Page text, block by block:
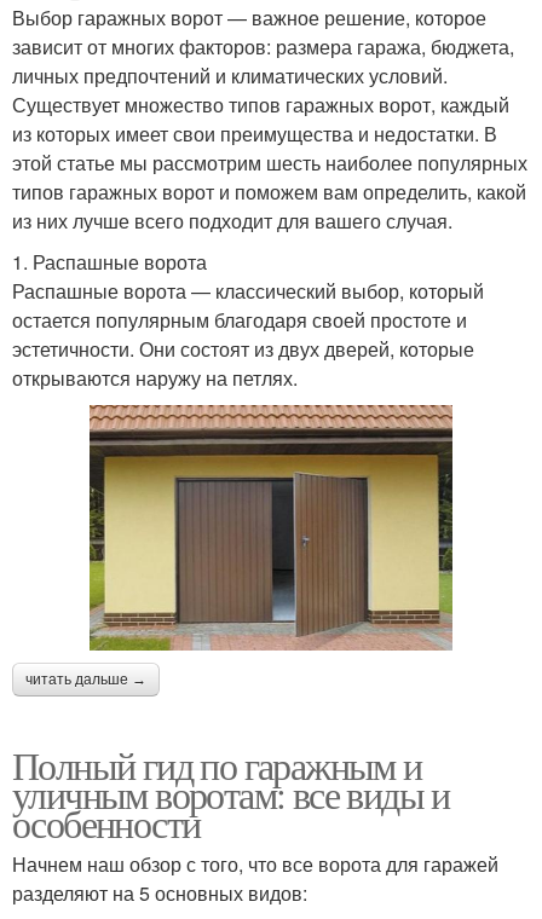
Выбор гаражных ворот — важное решение, которое
зависит от многих факторов: размера гаража, бюджета,
личных предпочтений и климатических условий.
Существует множество типов гаражных ворот, каждый
из которых имеет свои преимущества и недостатки. В
этой статье мы рассмотрим шесть наиболее популярных
типов гаражных ворот и поможем вам определить, какой
из них лучше всего подходит для вашего случая.
1. Распашные ворота
Распашные ворота — классический выбор, который
остается популярным благодаря своей простоте и
эстетичности. Они состоят из двух дверей, которые
открываются наружу на петлях.
читать дальше →
Полный гид по гаражным и
уличным воротам: все виды и
особенности
Начнем наш обзор с того, что все ворота для гаражей
разделяют на 5 основных видов: